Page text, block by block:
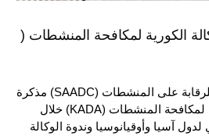
الكورية لمكافحة المنشطات (
وقعت اللجنة السعودية للرقابة على المنشطات (SAADC) مذكرة
تفاهم مع الوكالة الكورية لمكافحة المنشطات (KADA) خلال
لدول آسيا وأوقيانوسيا وندوة الوكالة